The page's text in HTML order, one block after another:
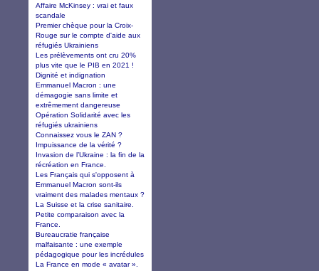
Affaire McKinsey : vrai et faux
scandale
Premier chèque pour la Croix-
Rouge sur le compte d'aide aux
réfugiés Ukrainiens
Les prélèvements ont cru 20%
plus vite que le PIB en 2021 !
Dignité et indignation
Emmanuel Macron : une
démagogie sans limite et
extrêmement dangereuse
Opération Solidarité avec les
réfugiés ukrainiens
Connaissez vous le ZAN ?
Impuissance de la vérité ?
Invasion de l’Ukraine : la fin de la
récréation en France.
Les Français qui s'opposent à
Emmanuel Macron sont-ils
vraiment des malades mentaux ?
La Suisse et la crise sanitaire.
Petite comparaison avec la
France.
Bureaucratie française
malfaisante : une exemple
pédagogique pour les incrédules
La France en mode « avatar ».